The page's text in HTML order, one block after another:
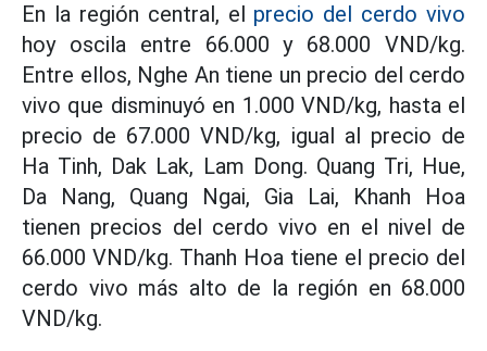
En la región central, el precio del cerdo vivo
hoy oscila entre 66.000 y 68.000 VND/kg.
Entre ellos, Nghe An tiene un precio del cerdo
vivo que disminuyó en 1.000 VND/kg, hasta el
precio de 67.000 VND/kg, igual al precio de
Ha Tinh, Dak Lak, Lam Dong. Quang Tri, Hue,
Da Nang, Quang Ngai, Gia Lai, Khanh Hoa
tienen precios del cerdo vivo en el nivel de
66.000 VND/kg. Thanh Hoa tiene el precio del
cerdo vivo más alto de la región en 68.000
VND/kg.